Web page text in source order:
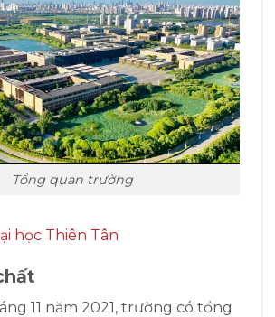
Tổng quan trường
học Thiên Tân
11 năm 2021, trường có tổng